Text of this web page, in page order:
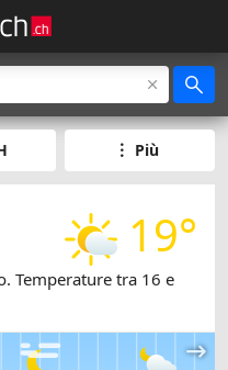
Più
19°
Temperature tra 16 e